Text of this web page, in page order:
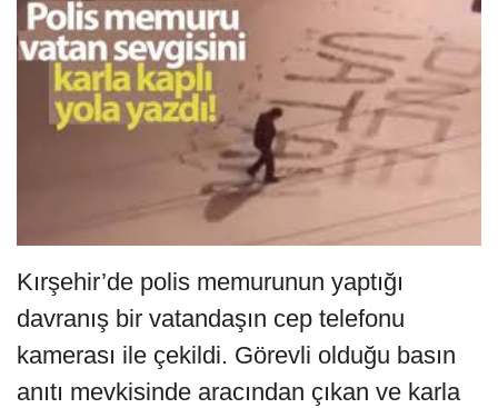
Kırşehir’de polis memurunun yaptığı
davranış bir vatandaşın cep telefonu
kamerası ile çekildi. Görevli olduğu basın
anıtı mevkisinde aracından çıkan ve karla